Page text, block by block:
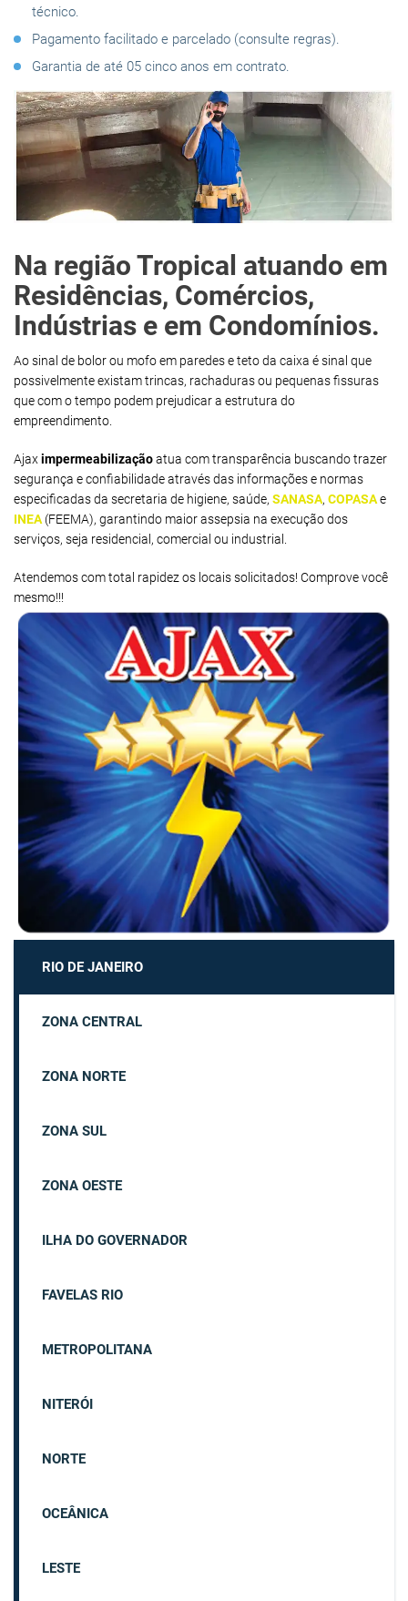
técnico.
Pagamento facilitado e parcelado (consulte regras).
Garantia de até 05 cinco anos em contrato.
Na região Tropical atuando em
Residências, Comércios,
Indústrias e em Condomínios.
Ao sinal de bolor ou mofo em paredes e teto da caixa é sinal que
possivelmente existam trincas, rachaduras ou pequenas fissuras
que com o tempo podem prejudicar a estrutura do
empreendimento.
Ajaximpermeabilizaçãoatua com transparência buscando trazer
segurança e confiabilidade através das informações e normas
especificadas da secretaria de higiene, saúde, SANASA, COPASAe
INEA (FEEMA), garantindo maior assepsia na execução dos
serviços, seja residencial, comercial ou industrial.
Atendemos com total rapidez os locais solicitados! Comprove você
mesmo!!!
RIO DE JANEIRO
ZONA CENTRAL
ZONA NORTE
ZONA SUL
ZONA OESTE
ILHA DO GOVERNADOR
FAVELAS RIO
METROPOLITANA
NITERÓI
NORTE
OCEÂNICA
LESTE